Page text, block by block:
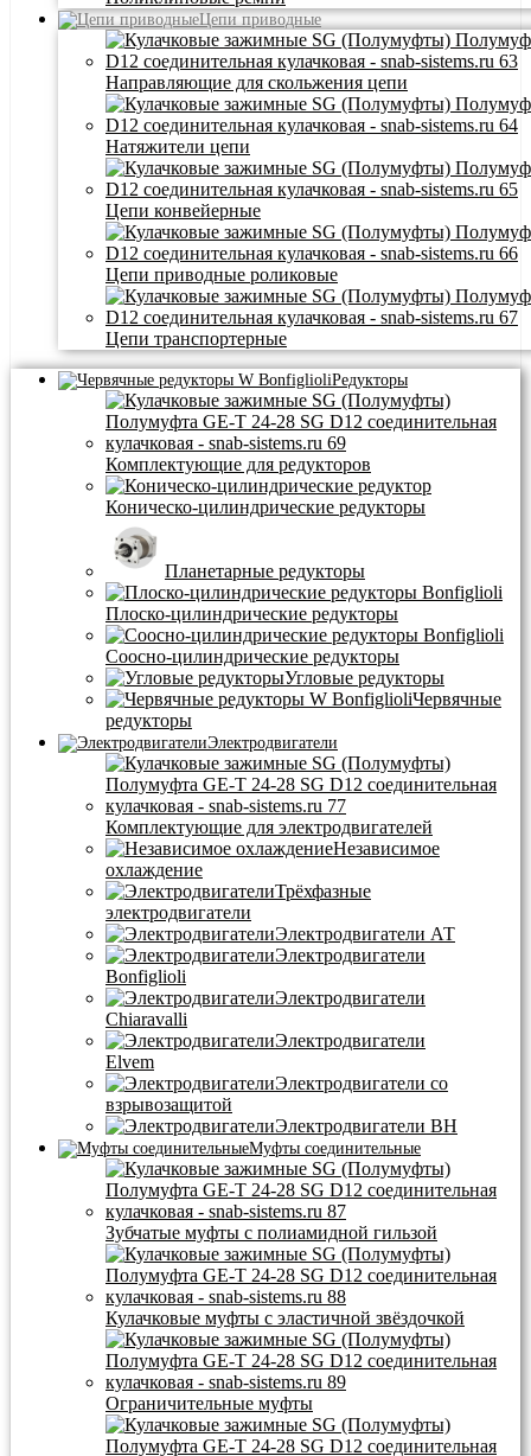
Цепи приводные
Направляющие для скольжения цепи
Натяжители цепи
Цепи конвейерные
Цепи приводные роликовые
Цепи транспортерные
Редукторы
Комплектующие для редукторов
Коническо-цилиндрические редукторы
Планетарные редукторы
Плоско-цилиндрические редукторы
Соосно-цилиндрические редукторы
Угловые редукторы
Червячные
редукторы
Электродвигатели
Комплектующие для электродвигателей
Независимое
охлаждение
Трёхфазные
электродвигатели
Электродвигатели АТ
Электродвигатели
Bonfiglioli
Электродвигатели
Chiaravalli
Электродвигатели
Elvem
Электродвигатели со
взрывозащитой
Электродвигатели BH
Муфты соединительные
Зубчатые муфты с полиамидной гильзой
Кулачковые муфты с эластичной звёздочкой
Ограничительные муфты